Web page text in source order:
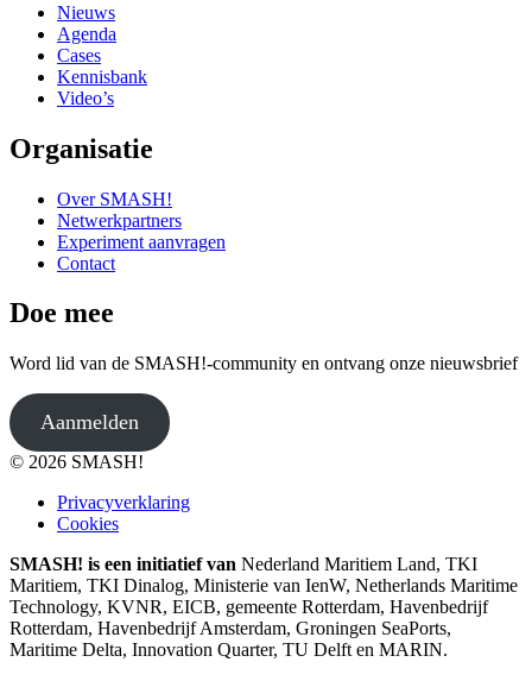
Nieuws
Agenda
Cases
Kennisbank
Video’s
Organisatie
Over SMASH!
Netwerkpartners
Experiment aanvragen
Contact
Doe mee
Word lid van de SMASH!-community en ontvang onze nieuwsbrief
Aanmelden
© 2026 SMASH!
Privacyverklaring
Cookies
SMASH! is een initiatief van Nederland Maritiem Land, TKI
Maritiem, TKI Dinalog, Ministerie van IenW, Netherlands Maritime
Technology, KVNR, EICB, gemeente Rotterdam, Havenbedrijf
Rotterdam, Havenbedrijf Amsterdam, Groningen SeaPorts,
Maritime Delta, Innovation Quarter, TU Delft en MARIN.